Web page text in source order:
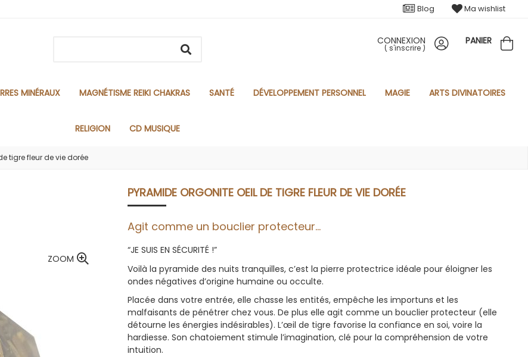
CONNEXION
( s'inscrire )
PANIER
MINÉRAUX MAGNÉTISME REIKI CHAKRAS SANTÉ DÉVELOPPEMENT PERSONNEL MAGIE ARTS DIVINATOIRES
RELIGION CD MUSIQUE
tigre fleur de vie dorée
PYRAMIDE ORGONITE OEIL DE TIGRE FLEUR DE VIE DORÉE
Agit comme un bouclier protecteur...
ZOOM
“JE SUIS EN SÉCURITÉ !”
Voilà la pyramide des nuits tranquilles, c’est la pierre protectrice idéale pour éloigner les
ondes négatives d’origine humaine ou occulte.
Placée dans votre entrée, elle chasse les entités, empêche les importuns et les
malfaisants de pénétrer chez vous. De plus elle agit comme un bouclier protecteur (elle
détourne les énergies indésirables). L’œil de tigre favorise la confiance en soi, voire la
hardiesse. Son chatoiement stimule l’imagination, clé pour la compréhension de votre
intuition.
Blog Ma wishlist